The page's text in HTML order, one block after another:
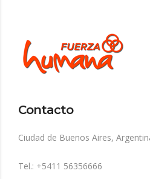
Contacto
Ciudad de Buenos Aires,
Tel.: +5411 56356666